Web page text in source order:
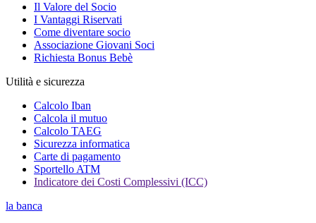
Il Valore del Socio
I Vantaggi Riservati
Come diventare socio
Associazione Giovani Soci
Richiesta Bonus Bebè
Utilità e sicurezza
Calcolo Iban
Calcola il mutuo
Calcolo TAEG
Sicurezza informatica
Carte di pagamento
Sportello ATM
Indicatore dei Costi Complessivi (ICC)
la banca